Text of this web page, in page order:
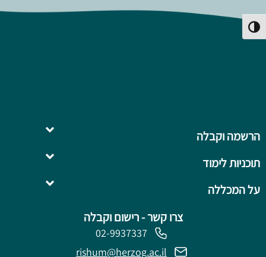
הפעל/כבה ניגודיות גבוהה
צרו קשר - רישום וקבלה
02-9937337
rishum@herzog.ac.il
על המכללה
תוכניות לימוד
הרשמה וקבלה